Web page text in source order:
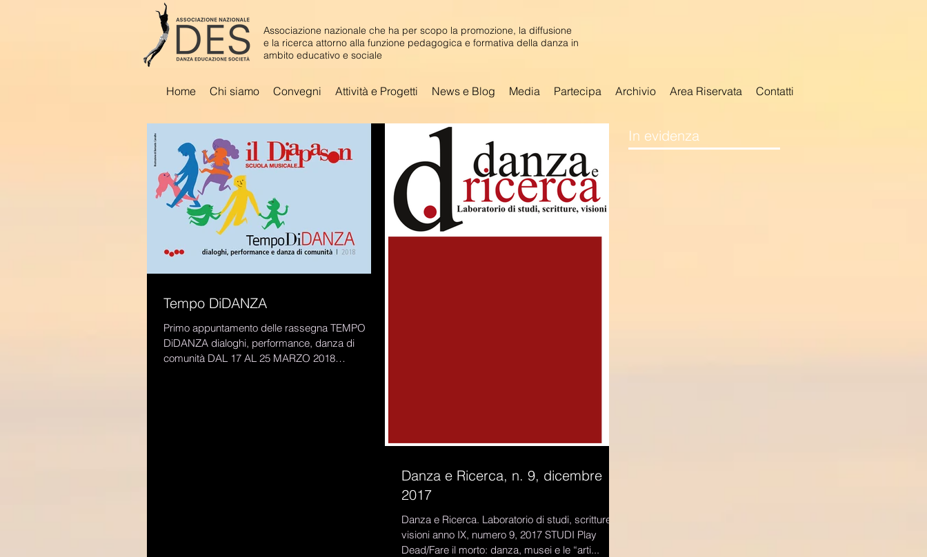
Associazione nazionale che ha per scopo la promozione, la diffusione
e la ricerca attorno alla funzione pedagogica e formativa della danza in
ambito educativo e sociale
Home Chi siamo Convegni Attività e Progetti News e Blog Media Partecipa Archivio Area Riservata Contatti
Tempo DiDANZA
Primo appuntamento delle rassegna TEMPO
DiDANZA dialoghi, performance, danza di
comunità DAL 17 AL 25 MARZO 2018
Danza e Ricerca, n. 9, dicembre
2017
Danza e Ricerca. Laboratorio di studi, scritture,
visioni anno IX, numero 9, 2017 STUDI Play
Dead/Fare il morto: danza, musei e le “arti...
In evidenza